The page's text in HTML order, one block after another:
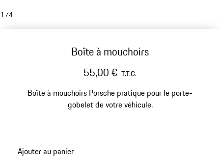
1 /4
Boîte à mouchoirs
55,00 € T.T.C.
Boîte à mouchoirs Porsche pratique pour le porte-
gobelet de votre véhicule.
Ajouter au panier